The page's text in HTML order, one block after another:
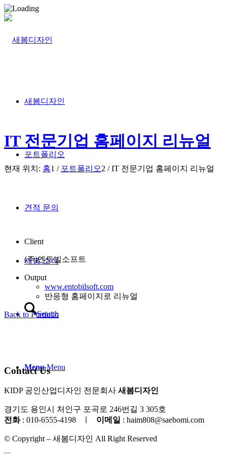
새봄디자인
포트폴리오
견적 문의
새봄 소식
Search
Menu Menu
IT 전문기업 홈페이지 리뉴얼
현재 위치: 홈1 / 포트폴리오2 / IT 전문기업 홈페이지 리뉴얼
Client
(주)엔토빌소프트
Output
www.entobilsoft.com
반응형 홈페이지로 리뉴얼
Back to Portfolio
Contact Us
KIDP 공인산업디자인 전문회사 새봄디자인
경기도 용인시 처인구 포곡로 246번길 3 305호
전화: 010-6555-4198 이메일 : haim808@saebomi.com
© Copyright – 새봄디자인 All Right Reserved